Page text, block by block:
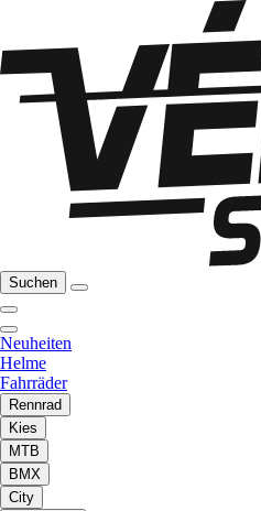
Suchen
Neuheiten
Helme
Fahrräder
Rennrad
Kies
MTB
BMX
City